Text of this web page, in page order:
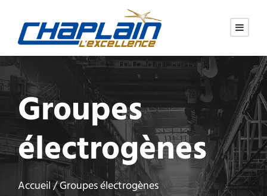
Groupes
électrogènes
Accueil/ Groupes électrogènes